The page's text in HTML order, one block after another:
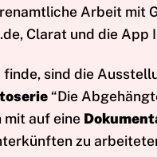
Arbeit mit
Clarat und die App
sind die
“Die
mit auf eine
zu